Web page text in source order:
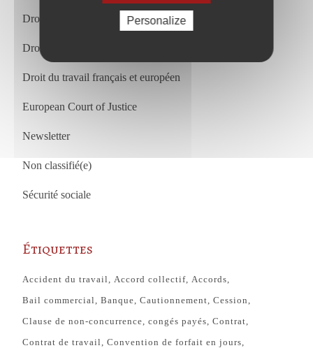
Droit des affaires et droit commercial
Droit du travail
Droit du travail français et européen
European Court of Justice
Newsletter
Non classifié(e)
Sécurité sociale
Étiquettes
Accident du travail Accord collectif Accords
Bail commercial Banque Cautionnement Cession
Clause de non-concurrence congés payés Contrat
Contrat de travail Convention de forfait en jours
Personalize